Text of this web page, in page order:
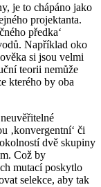
je to chápáno jako
projektanta.
předka‘
Například oko
si jsou velmi
teorii nemůže
kterého by oba
‚konvergentní‘ či
dvě skupiny
Což by
mutací poskytlo
selekce, aby tak